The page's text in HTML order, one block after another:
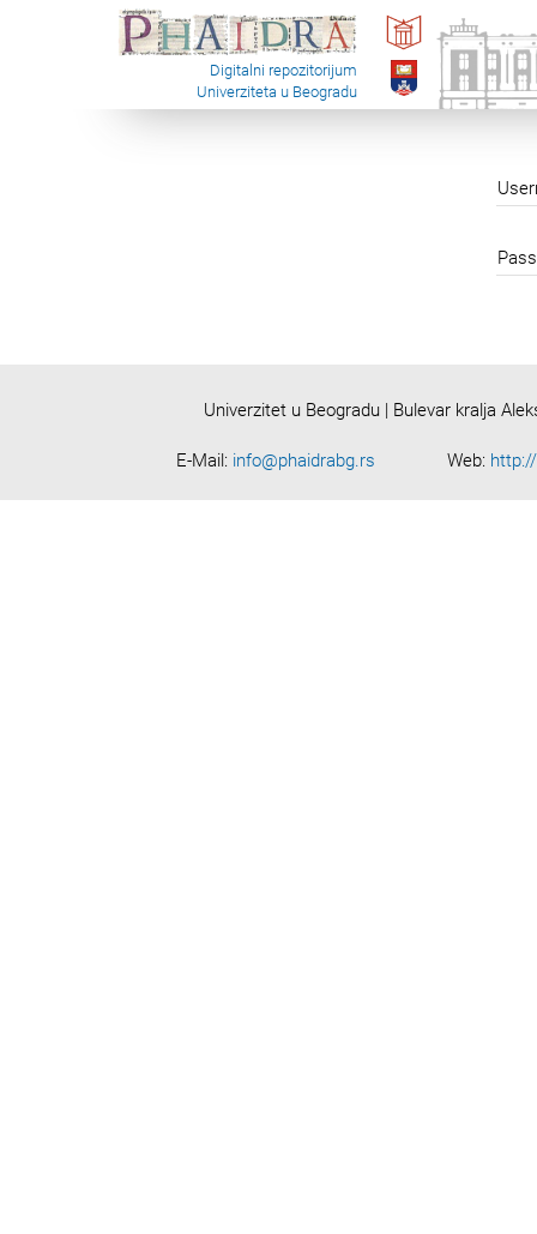
Digitalni repozitorijum
Univerziteta u Beogradu
Univerzitet u Beogradu | Bulevar kralja
E-Mail: info@phaidrabg.rs Web: